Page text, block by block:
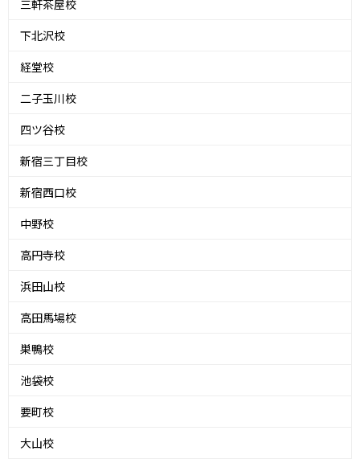
三軒茶屋校
下北沢校
経堂校
二子玉川校
四ツ谷校
新宿三丁目校
新宿西口校
中野校
高円寺校
浜田山校
高田馬場校
巣鴨校
池袋校
要町校
大山校